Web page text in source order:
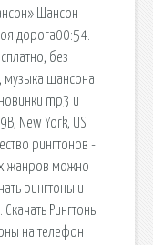
Шансон
дорога00:54.
без
музыка шансона
mp3 и
New York, US
рингтонов -
жанров можно
рингтоны и
Рингтоны
на телефон